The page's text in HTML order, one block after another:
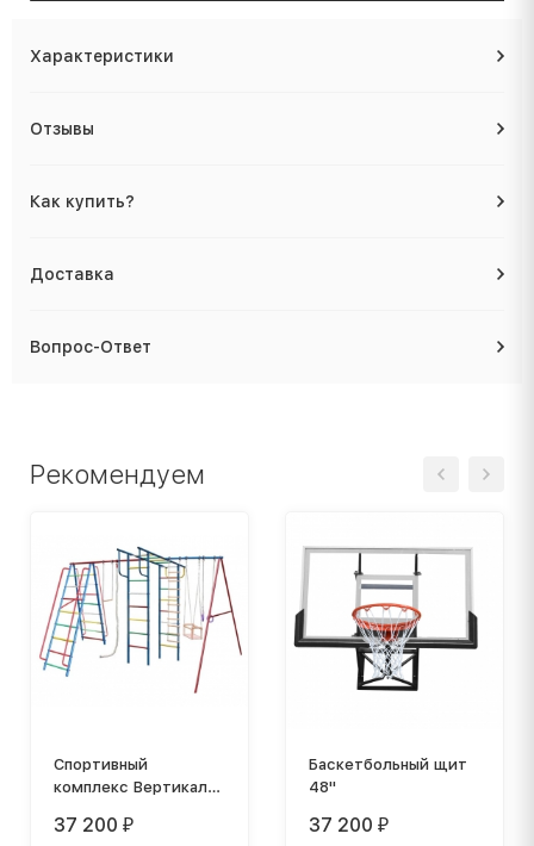
Характеристики
Отзывы
Как купить?
Доставка
Вопрос-Ответ
Рекомендуем
Спортивный
комплекс Вертикаль-
37 200 ₽
Баскетбольный щит
48"
37 200 ₽